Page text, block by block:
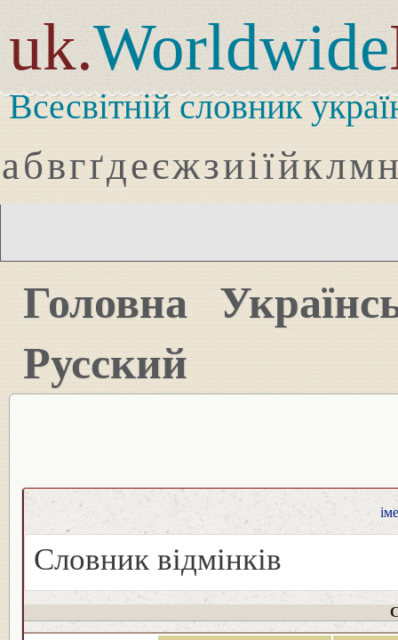
uk.Worldwide
Всесвітній словник
абвгґдеєжзиіїйклмн
Головна
Русский
Словник відмінків